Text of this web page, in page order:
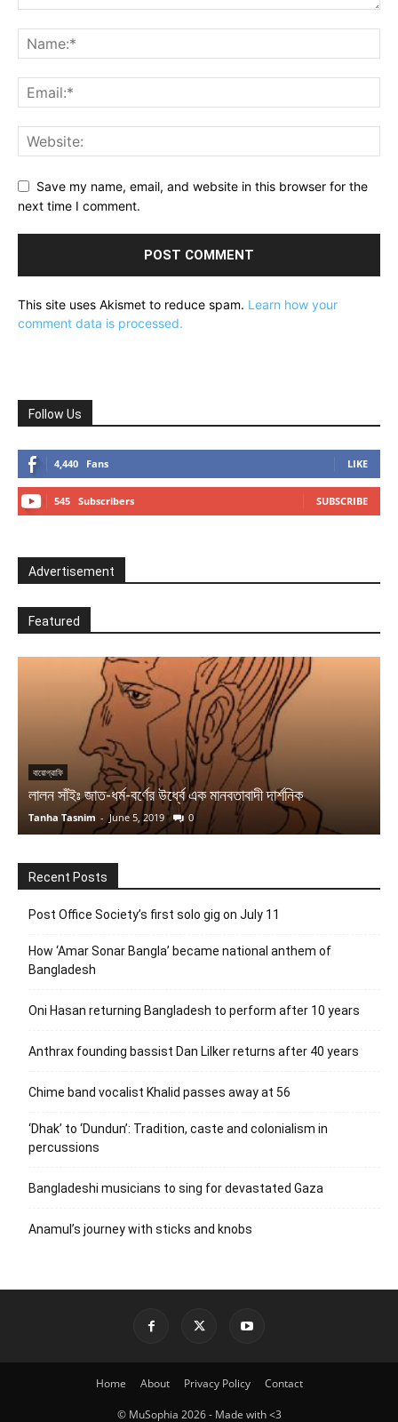
Save my name, email, and website in this browser for the
next time I comment.
This site uses Akismet to reduce spam. Learn how your
comment data is processed.
Follow Us
4,440 Fans LIKE
545 Subscribers SUBSCRIBE
Advertisement
Featured
বায়োগ্রাফি
লালন সাঁইঃ জাত-ধর্ম-বর্ণের উর্ধ্বে এক মানবতাবাদী দার্শনিক
Tanha Tasnim - June 5, 2019 0
Recent Posts
Post Office Society’s first solo gig on July 11
How ‘Amar Sonar Bangla’ became national anthem of
Bangladesh
Oni Hasan returning Bangladesh to perform after 10 years
Anthrax founding bassist Dan Lilker returns after 40 years
Chime band vocalist Khalid passes away at 56
‘Dhak’ to ‘Dundun’: Tradition, caste and colonialism in
percussions
Bangladeshi musicians to sing for devastated Gaza
Anamul’s journey with sticks and knobs
Home About Privacy Policy Contact
© MuSophia 2026 - Made with <3